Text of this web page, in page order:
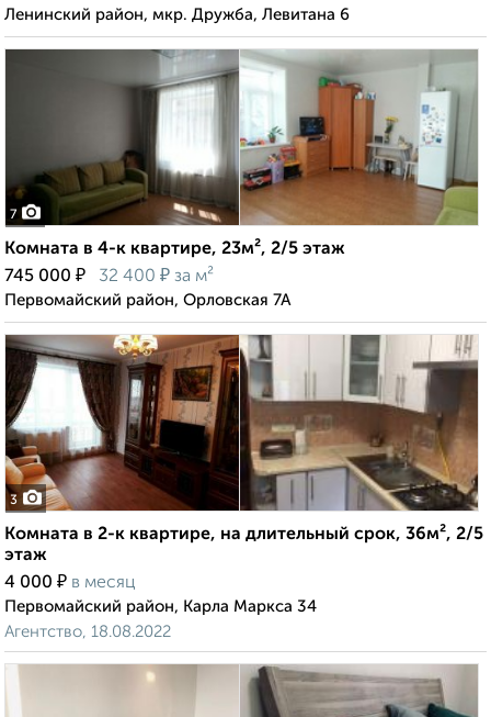
Ленинский район, мкр. Дружба, Левитана 6
7
Комната в 4-к квартире, 23м², 2/5 этаж
745 000 ₽ 32 400 ₽ за м²
Первомайский район, Орловская 7А
3
Комната в 2-к квартире, на длительный срок, 36м², 2/5
этаж
4 000 ₽ в месяц
Первомайский район, Карла Маркса 34
Агентство, 18.08.2022